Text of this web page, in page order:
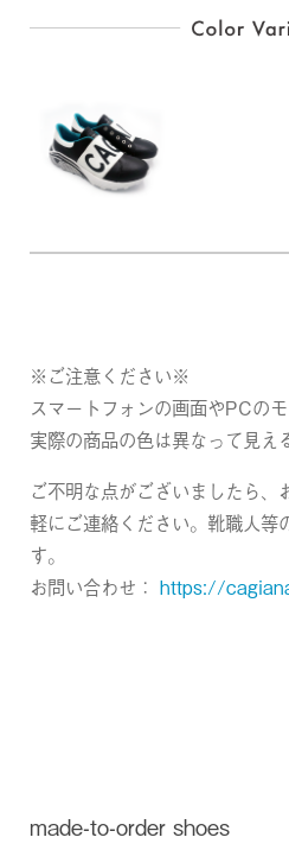
※ご注意ください※
スマートフォンの画面やPCの
実際の商品の色は異なって見え
ご不明な点がございましたら、
軽にご連絡ください。靴職人等
す。
お問い合わせ： https://
made-to-order shoes